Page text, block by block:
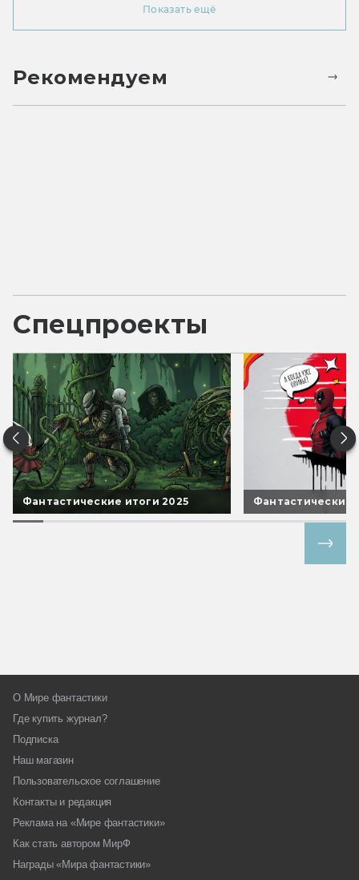
Показать ещё
Рекомендуем
Спецпроекты
Фантастические итоги 2025 Фантастические
О Мире фантастики
Где купить журнал?
Подписка
Наш магазин
Пользовательское соглашение
Контакты и редакция
Реклама на «Мире фантастики»
Как стать автором МирФ
Награды «Мира фантастики»